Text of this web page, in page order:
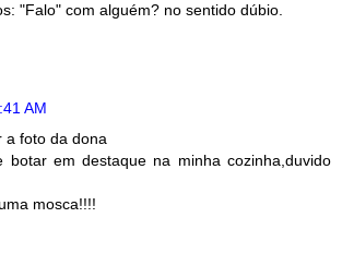
"Falo" com alguém? no sentido dúbio.
AM
a foto da dona
botar em destaque na minha cozinha,duvido
mosca!!!!